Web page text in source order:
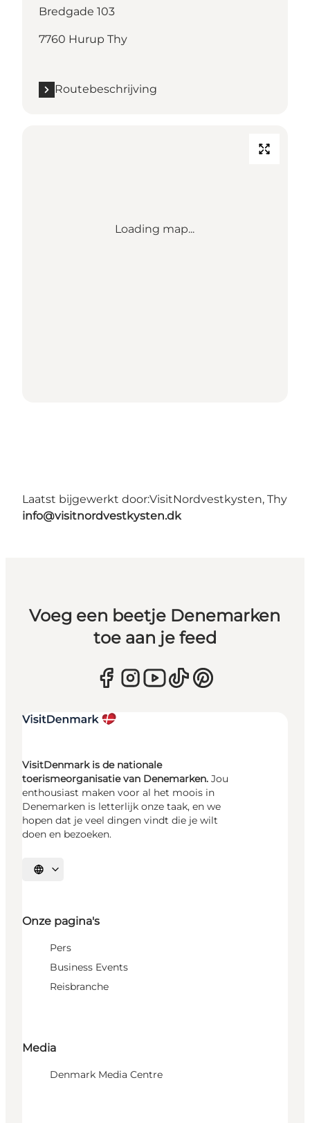
Bredgade 103
7760 Hurup Thy
Routebeschrijving
Loading map...
Laatst bijgewerkt door:VisitNordvestkysten, Thy
info@visitnordvestkysten.dk
Voeg een beetje Denemarken
toe aan je feed
VisitDenmark is de nationale
toerismeorganisatie van Denemarken. Jou
enthousiast maken voor al het moois in
Denemarken is letterlijk onze taak, en we
hopen dat je veel dingen vindt die je wilt
doen en bezoeken.
Selecteer taal
Onze pagina's
Pers
Business Events
Reisbranche
Media
Denmark Media Centre